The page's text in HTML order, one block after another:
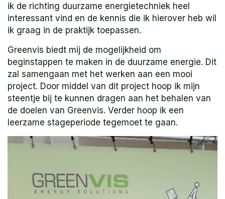
ik de richting duurzame energietechniek heel
interessant vind en de kennis die ik hierover heb wil
ik graag in de praktijk toepassen.
Greenvis biedt mij de mogelijkheid om
beginstappen te maken in de duurzame energie. Dit
zal samengaan met het werken aan een mooi
project. Door middel van dit project hoop ik mijn
steentje bij te kunnen dragen aan het behalen van
de doelen van Greenvis. Verder hoop ik een
leerzame stageperiode tegemoet te gaan.